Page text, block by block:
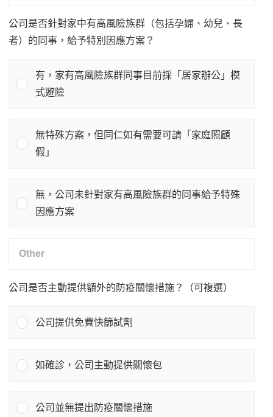
公司是否針對家中有高風險族群（包括孕婦、幼兒、長
者）的同事，給予特別因應方案？
有，家有高風險族群同事目前採「居家辦公」模
式避險
無特殊方案，但同仁如有需要可請「家庭照顧
假」
無，公司未針對家有高風險族群的同事給予特殊
因應方案
公司是否主動提供額外的防疫關懷措施？（可複選）
公司提供免費快篩試劑
如確診，公司主動提供關懷包
公司並無提出防疫關懷措施